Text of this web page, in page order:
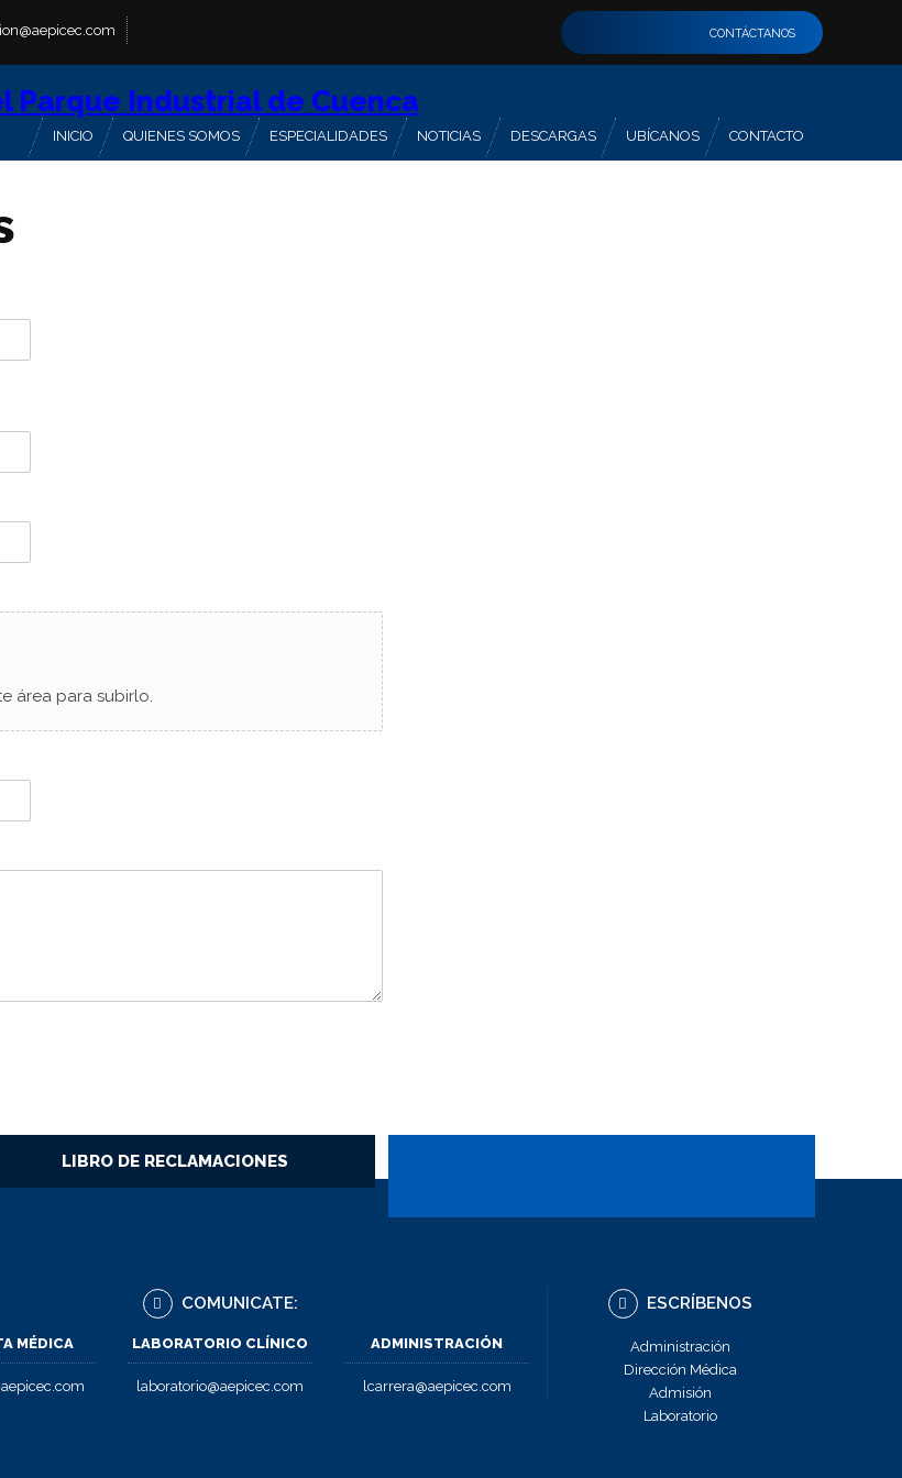
CONTÁCTANOS
INICIO QUIENES SOMOS ESPECIALIDADES NOTICIAS DESCARGAS UBÍCANOS CONTACTO
área para subirlo.
LIBRO DE RECLAMACIONES
COMUNICATE:
MÉDICA LABORATORIO CLÍNICO
laboratorio@aepicec.com
ADMINISTRACIÓN
lcarrera@aepicec.com
ESCRÍBENOS
Administración
Dirección Médica
Admisión
Laboratorio